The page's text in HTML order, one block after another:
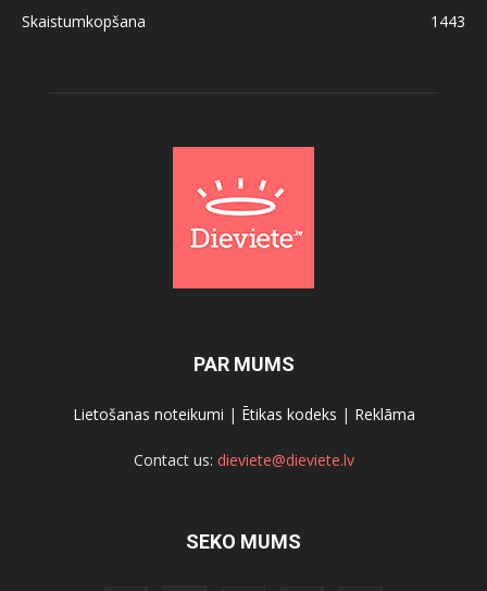
Skaistumkopšana
1443
PAR MUMS
Lietošanas noteikumi | Ētikas kodeks | Reklāma
Contact us: dieviete@dieviete.lv
SEKO MUMS